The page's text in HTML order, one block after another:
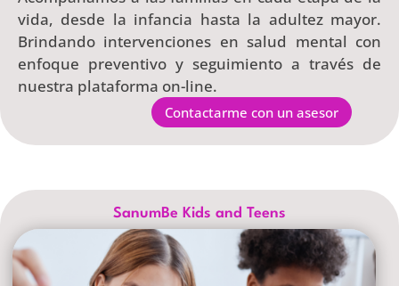
vida, desde la infancia hasta la adultez mayor.
Brindando intervenciones en salud mental con
enfoque preventivo y seguimiento a través de
nuestra plataforma on-line.
Contactarme con un asesor
SanumBe Kids and Teens